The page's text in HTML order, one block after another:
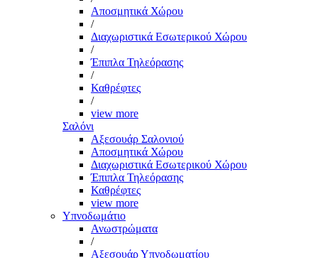
Αποσμητικά Χώρου
/
Διαχωριστικά Εσωτερικού Χώρου
/
Έπιπλα Τηλεόρασης
/
Καθρέφτες
/
view more
Σαλόνι
Αξεσουάρ Σαλονιού
Αποσμητικά Χώρου
Διαχωριστικά Εσωτερικού Χώρου
Έπιπλα Τηλεόρασης
Καθρέφτες
view more
Υπνοδωμάτιο
Ανωστρώματα
/
Αξεσουάρ Υπνοδωματίου